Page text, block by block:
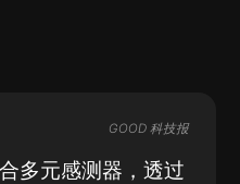
GOOD 科技报
多元感测器，透过